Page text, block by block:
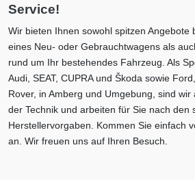
Service!
Wir bieten Ihnen sowohl spitzen Angebote
eines Neu- oder Gebrauchtwagens als
rund um Ihr bestehendes Fahrzeug. Als
Audi, SEAT, CUPRA und Škoda sowie
Rover, in Amberg und Umgebung, sind
der Technik und arbeiten für Sie nach den
Herstellervorgaben. Kommen Sie einfach
an. Wir freuen uns auf Ihren Besuch.